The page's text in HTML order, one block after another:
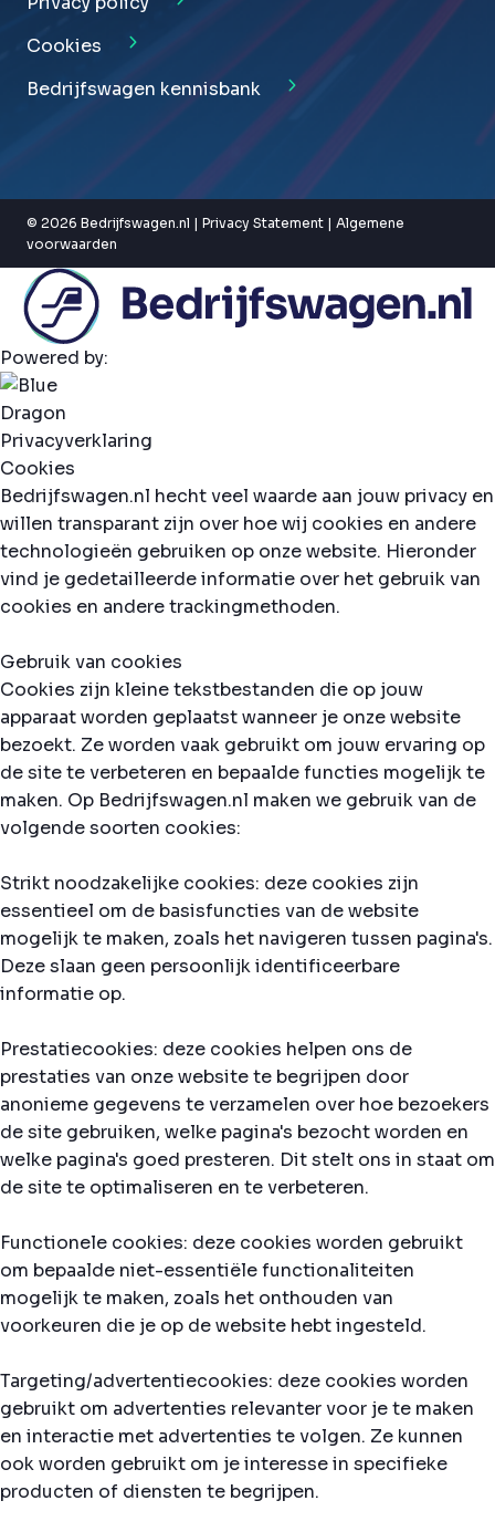
Cookies
Bedrijfswagen kennisbank
© 2026 Bedrijfswagen.nl | Privacy Statement | Algemene
voorwaarden
Powered by:
Privacyverklaring
Cookies
Bedrijfswagen.nl hecht veel waarde aan jouw privacy en
willen transparant zijn over hoe wij cookies en andere
technologieën gebruiken op onze website. Hieronder
vind je gedetailleerde informatie over het gebruik van
cookies en andere trackingmethoden.
Gebruik van cookies
Cookies zijn kleine tekstbestanden die op jouw
apparaat worden geplaatst wanneer je onze website
bezoekt. Ze worden vaak gebruikt om jouw ervaring op
de site te verbeteren en bepaalde functies mogelijk te
maken. Op Bedrijfswagen.nl maken we gebruik van de
volgende soorten cookies:
Strikt noodzakelijke cookies: deze cookies zijn
essentieel om de basisfuncties van de website
mogelijk te maken, zoals het navigeren tussen pagina's.
Deze slaan geen persoonlijk identificeerbare
informatie op.
Prestatiecookies: deze cookies helpen ons de
prestaties van onze website te begrijpen door
anonieme gegevens te verzamelen over hoe bezoekers
de site gebruiken, welke pagina's bezocht worden en
welke pagina's goed presteren. Dit stelt ons in staat om
de site te optimaliseren en te verbeteren.
Functionele cookies: deze cookies worden gebruikt
om bepaalde niet-essentiële functionaliteiten
mogelijk te maken, zoals het onthouden van
voorkeuren die je op de website hebt ingesteld.
Targeting/advertentiecookies: deze cookies worden
gebruikt om advertenties relevanter voor je te maken
en interactie met advertenties te volgen. Ze kunnen
ook worden gebruikt om je interesse in specifieke
producten of diensten te begrijpen.